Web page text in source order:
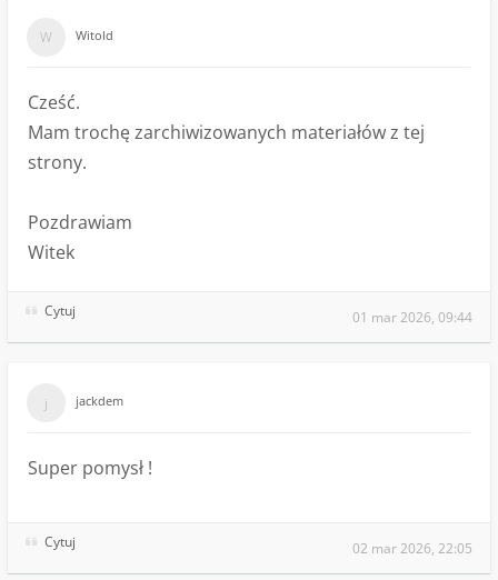
Witold
Cześć.
Mam trochę zarchiwizowanych materiałów z tej
strony.
Pozdrawiam
Witek
Cytuj 01 mar 2026, 09:44
jackdem
Super pomysł !
Cytuj 02 mar 2026, 22:05